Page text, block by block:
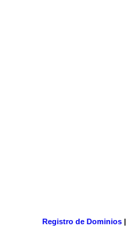
Registro de Dominios|